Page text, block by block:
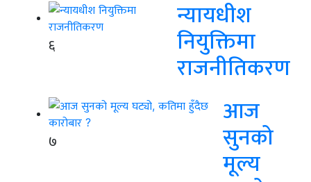
६
न्यायधीश
नियुक्तिमा
राजनीतिकरण
७
आज
सुनको
मूल्य